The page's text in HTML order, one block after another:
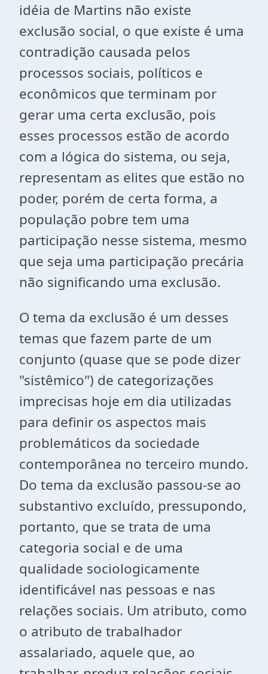
idéia de Martins não existe
exclusão social, o que existe é uma
contradição causada pelos
processos sociais, políticos e
econômicos que terminam por
gerar uma certa exclusão, pois
esses processos estão de acordo
com a lógica do sistema, ou seja,
representam as elites que estão no
poder, porém de certa forma, a
população pobre tem uma
participação nesse sistema, mesmo
que seja uma participação precária
não significando uma exclusão.
O tema da exclusão é um desses
temas que fazem parte de um
conjunto (quase que se pode dizer
"sistêmico") de categorizações
imprecisas hoje em dia utilizadas
para definir os aspectos mais
problemáticos da sociedade
contemporânea no terceiro mundo.
Do tema da exclusão passou-se ao
substantivo excluído, pressupondo,
portanto, que se trata de uma
categoria social e de uma
qualidade sociologicamente
identificável nas pessoas e nas
relações sociais. Um atributo, como
o atributo de trabalhador
assalariado, aquele que, ao